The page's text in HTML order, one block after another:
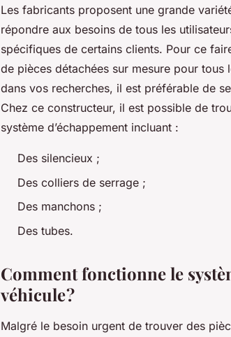
Les fabricants proposent une grande
répondre aux besoins de tous les
spécifiques de certains clients. Pour ce
de pièces détachées sur mesure pour
dans vos recherches, il est préférable de
Chez ce constructeur, il est possible de
système d’échappement incluant :
Des silencieux ;
Des colliers de serrage ;
Des manchons ;
Des tubes.
Comment fonctionne le
véhicule ?
Malgré le besoin urgent de trouver des